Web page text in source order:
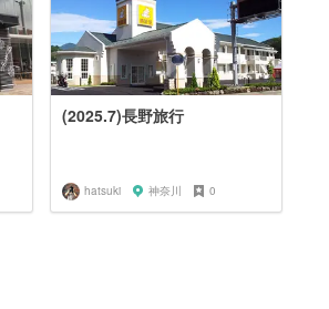
(2025.7)長野旅行
hatsuki 神奈川 0